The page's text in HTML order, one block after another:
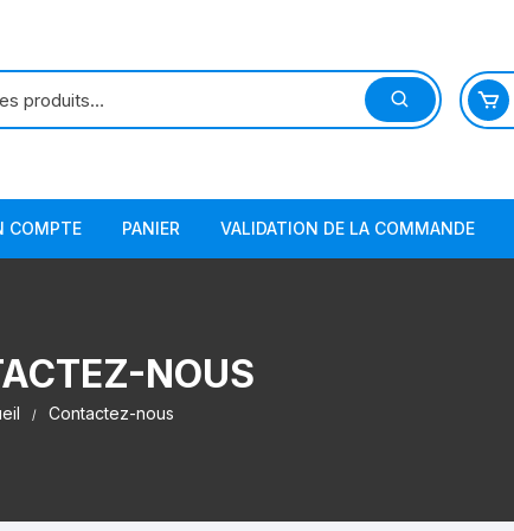
COMPTE PANIER VALIDATION DE LA COMMANDE
NOUS
Contactez-nous